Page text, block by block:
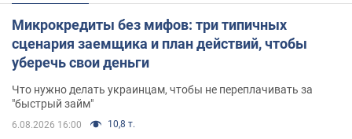
Микрокредиты без мифов: три типичных
сценария заемщика и план действий, чтобы
уберечь свои деньги
Что нужно делать украинцам, чтобы не переплачивать за
"быстрый займ"
6.08.2026 16:00 10,8 т.